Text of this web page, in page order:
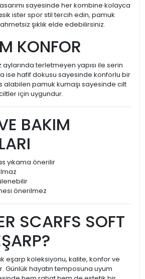
sayesinde her kombine kolayca
ister spor stil tercih edin, pamuk
şıklık elde edebilirsiniz.
KONFOR
terletmeyen yapısı ile serin
ise hafif dokusu sayesinde konforlu bir
alabilen pamuk kumaşı sayesinde cilt
için uygundur.
BAKIM
yıkama önerilir
önerilmez
SCARFS SOFT
eşarp koleksiyonu, kalite, konfor ve
Günlük hayatın temposuna uyum